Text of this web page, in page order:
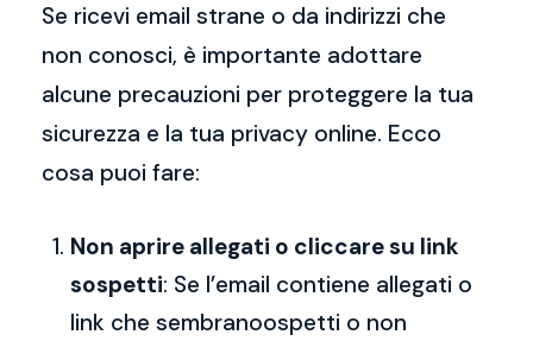
Se ricevi email strane o da indirizzi che
non conosci, è importante adottare
alcune precauzioni per proteggere la tua
sicurezza e la tua privacy online. Ecco
cosa puoi fare:
Non aprire allegati o cliccare su link
sospetti: Se l’email contiene allegati o
link che sembranoospetti o non